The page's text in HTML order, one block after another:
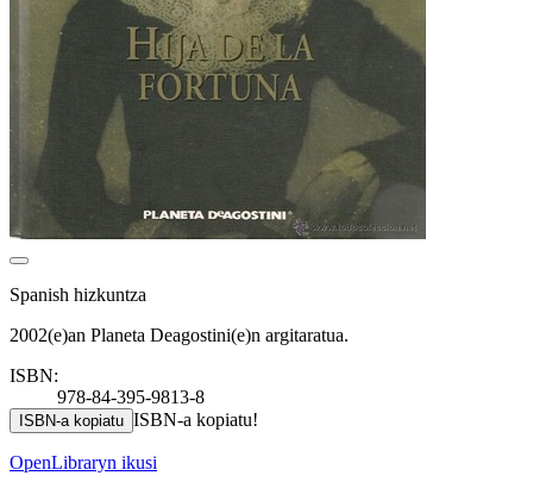
Spanish hizkuntza
2002(e)an Planeta Deagostini(e)n argitaratua.
ISBN:
978-84-395-9813-8
ISBN-a kopiatu ISBN-a kopiatu!
OpenLibraryn ikusi